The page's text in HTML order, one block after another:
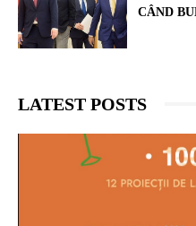
CÂND
LATEST POSTS